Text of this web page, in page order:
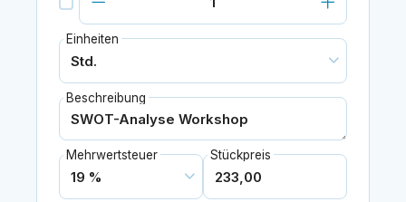
Einheiten
Beschreibung
Mehrwertsteuer Stückpreis